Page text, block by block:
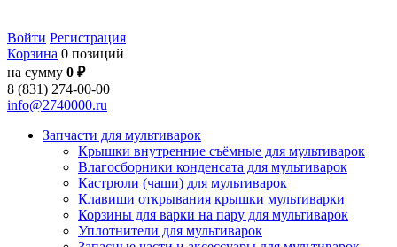
Войти Регистрация
Корзина 0 позиций
на сумму 0 ₽
8 (831) 274-00-00
info@2740000.ru
Запчасти для мультиварок
Крышки внутренние съёмные для мультиварок
Влагосборники конденсата для мультиварок
Кастрюли (чаши) для мультиварок
Клавиши открывания крышки мультиварки
Корзины для варки на пару для мультиварок
Уплотнители для мультиварок